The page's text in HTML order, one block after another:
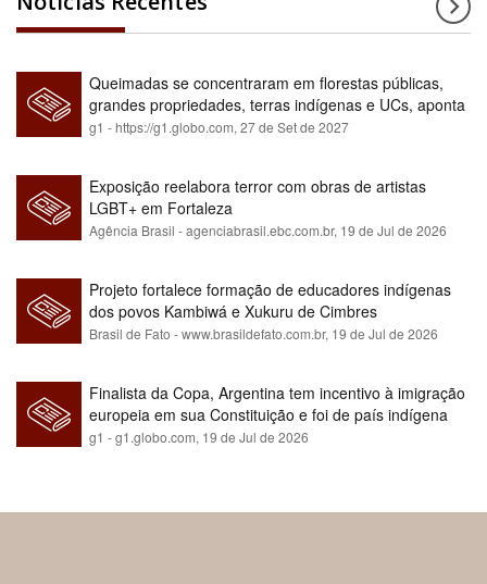
Queimadas se concentraram em florestas públicas,
grandes propriedades, terras indígenas e UCs, aponta
relatório
g1 - https://g1.globo.com,27 de Set de 2027
Exposição reelabora terror com obras de artistas
LGBT+ em Fortaleza
Agência Brasil - agenciabrasil.ebc.com.br, 19 de Jul de 2026
Projeto fortalece formação de educadores indígenas
dos povos Kambiwá e Xukuru de Cimbres
Brasil de Fato - www.brasildefato.com.br, 19 de Jul de 2026
Finalista da Copa, Argentina tem incentivo à imigração
europeia em sua Constituição e foi de país indígena
para maioria branca
g1 - g1.globo.com, 19 de Jul de 2026